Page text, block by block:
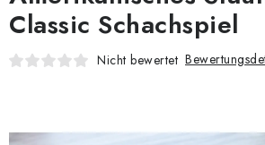
SCHACHBÜCHER
Classic Schachspiel
Nicht bewertet